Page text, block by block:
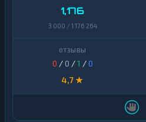
1,176
3 000 / 1 176 264
0 / 0 /1 /0
4,7 ★